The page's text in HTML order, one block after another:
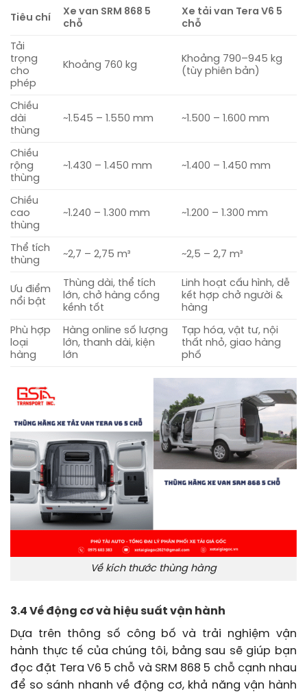
Tiêu chí
Xe van SRM 868 5
chỗ
Xe tải van Tera V6 5
chỗ
Tải
trọng
cho
phép
Khoảng 760 kg
Khoảng 790–945 kg
(tùy phiên bản)
Chiều
dài
thùng
~1.545 – 1.550 mm ~1.500 – 1.600 mm
Chiều
rộng
thùng
~1.430 – 1.450 mm ~1.400 – 1.450 mm
Chiều
cao
thùng
~1.240 – 1.300 mm ~1.200 – 1.300 mm
Thể tích
thùng
~2,7 – 2,75 m³ ~2,5 – 2,7 m³
Ưu điểm
nổi bật
Thùng dài, thể tích
lớn, chở hàng cồng
kềnh tốt
Linh hoạt cấu hình, dễ
kết hợp chở người &
hàng
Phù hợp
loại
hàng
Hàng online số lượng
lớn, thanh dài, kiện
lớn
Tạp hóa, vật tư, nội
thất nhỏ, giao hàng
phố
Về kích thước thùng hàng
3.4 Về động cơ và hiệu suất vận hành
Dựa trên thông số công bố và trải nghiệm vận
hành thực tế của chúng tôi, bảng sau sẽ giúp bạn
đọc đặt Tera V6 5 chỗ và SRM 868 5 chỗ cạnh nhau
để so sánh nhanh về động cơ, khả năng vận hành